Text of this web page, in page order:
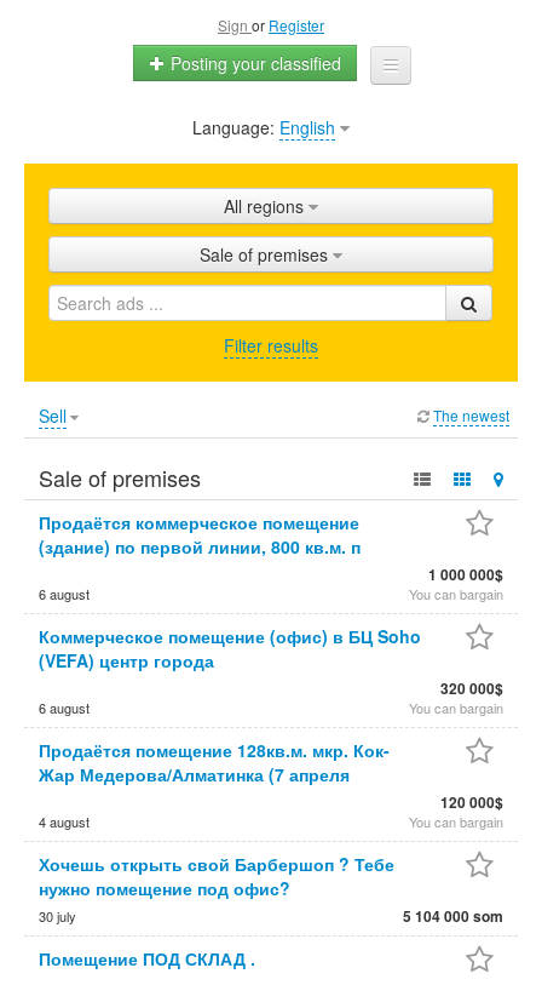
Sign or Register
Posting your classified
Home
Shops
Promotion
FAQ
Language: English
All regions
Sale of premises
Filter results
Sell The newest
Sale of premises
Продаётся коммерческое помещение
(здание) по первой линии, 800 кв.м. п
6 august
1 000 000$
You can bargain
Коммерческое помещение (офис) в БЦ Soho
(VEFA) центр города
6 august
320 000$
You can bargain
Продаётся помещение 128кв.м. мкр. Кок-
Жар Медерова/Алматинка (7 апреля
4 august
120 000$
You can bargain
Хочешь открыть свой Барбершоп ? Тебе
нужно помещение под офис?
30 july 5 104 000 som
Помещение ПОД СКЛАД .